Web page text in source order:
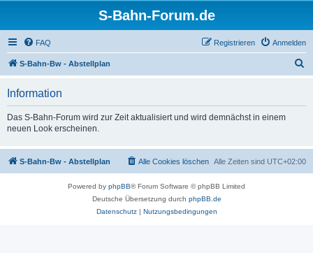
S-Bahn-Forum.de
FAQ Anmelden
Registrieren
S-Bahn-Bw - Abstellplan
Information
Das S-Bahn-Forum wird zur Zeit aktualisiert und wird demnächst in einem
neuen Look erscheinen.
S-Bahn-Bw - Abstellplan Alle Zeiten sind UTC+02:00
Alle Cookies löschen
Powered by phpBB® Forum Software © phpBB Limited
Deutsche Übersetzung durch phpBB.de
Datenschutz| Nutzungsbedingungen